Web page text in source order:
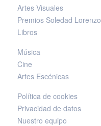
Artes Visuales
Premios Soledad Lorenzo
Libros
Música
Cine
Artes Escénicas
Política de cookies
Privacidad de datos
Nuestro equipo